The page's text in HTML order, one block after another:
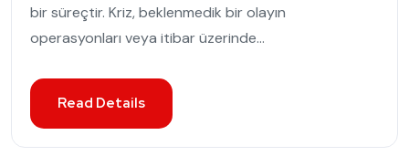
bir süreçtir. Kriz, beklenmedik bir olayın
operasyonları veya itibar üzerinde...
Read Details